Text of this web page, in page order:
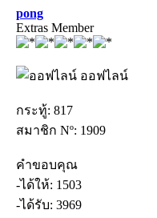
pong
Extras Member
ออฟไลน์
กระทู้: 817
สมาชิก Nº: 1909
คำขอบคุณ
-ได้ให้: 1503
-ได้รับ: 3969